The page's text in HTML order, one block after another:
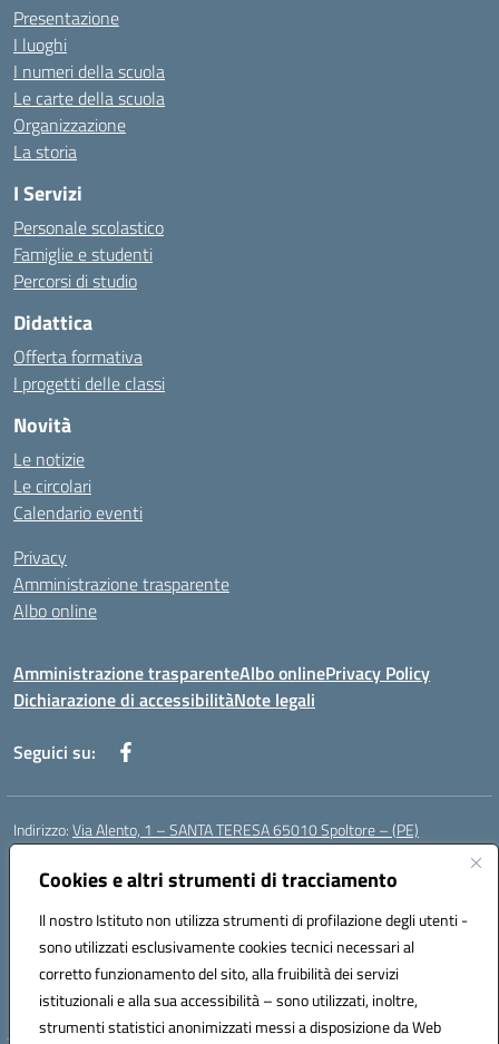
Cookies e altri strumenti di tracciamento
Il nostro Istituto non utilizza strumenti di profilazione degli utenti -
sono utilizzati esclusivamente cookies tecnici necessari al
corretto funzionamento del sito, alla fruibilità dei servizi
istituzionali e alla sua accessibilità – sono utilizzati, inoltre,
strumenti statistici anonimizzati messi a disposizione da Web
Presentazione
I luoghi
I numeri della scuola
Le carte della scuola
Organizzazione
La storia
I Servizi
Personale scolastico
Famiglie e studenti
Percorsi di studio
Didattica
Offerta formativa
I progetti delle classi
Novità
Le notizie
Le circolari
Calendario eventi
Privacy
Amministrazione trasparente
Albo online
Amministrazione trasparenteAlbo onlinePrivacy Policy
Dichiarazione di accessibilitàNote legali
Seguici su:
Indirizzo:Via Alento, 1 – SANTA TERESA 65010 Spoltore – (PE)
Centralino:
Posta elettronica certificata (PEC):peee052003@pec.istruzione.it
Codice fiscale: 80006490686
Codice meccanografico:peee052003
Codice Indice delle Pubbliche Amministrazioni (IPA): istsc_peee052003
Codice unico di fatturazione (CUF): UF01MF